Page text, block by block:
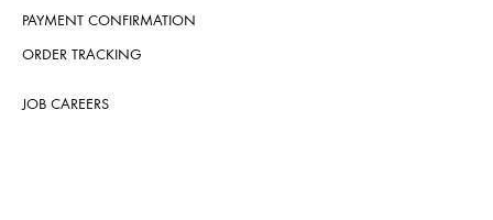
PAYMENT CONFIRMATION
ORDER TRACKING
JOB CAREERS